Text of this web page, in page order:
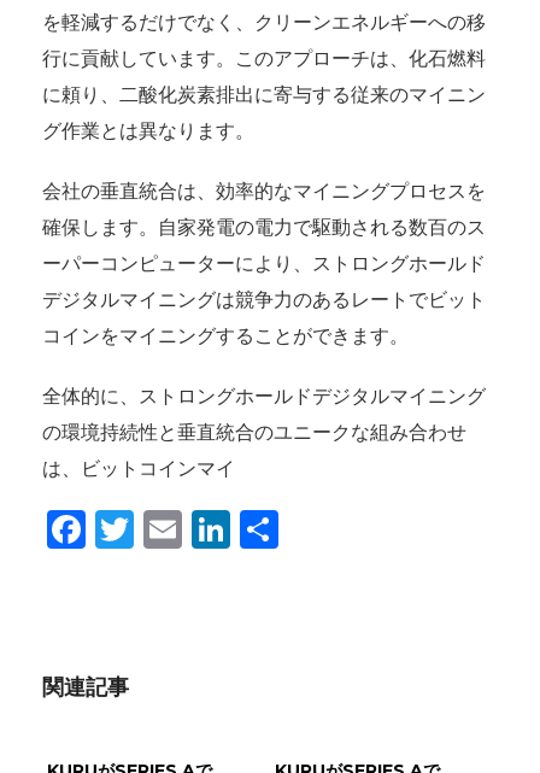
を軽減するだけでなく、クリーンエネルギーへの移
行に貢献しています。このアプローチは、化石燃料
に頼り、二酸化炭素排出に寄与する従来のマイニン
グ作業とは異なります。
会社の垂直統合は、効率的なマイニングプロセスを
確保します。自家発電の電力で駆動される数百のス
ーパーコンピューターにより、ストロングホールド
デジタルマイニングは競争力のあるレートでビット
コインをマイニングすることができます。
全体的に、ストロングホールドデジタルマイニング
の環境持続性と垂直統合のユニークな組み合わせ
は、ビットコインマイ
Facebook
Twitter
EmailLinkedIn
関連記事